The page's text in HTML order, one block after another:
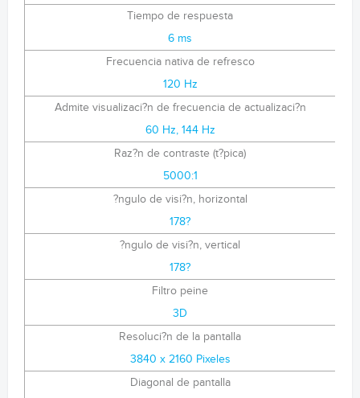
Tiempo de respuesta
6 ms
Frecuencia nativa de refresco
120 Hz
Admite visualizaci?n de frecuencia de actualizaci?n
60 Hz, 144 Hz
Raz?n de contraste (t?pica)
5000:1
?ngulo de visi?n, horizontal
178?
?ngulo de visi?n, vertical
178?
Filtro peine
3D
Resoluci?n de la pantalla
3840 x 2160 Pixeles
Diagonal de pantalla